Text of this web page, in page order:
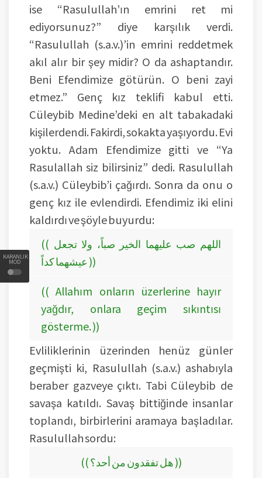
KARANLIK
MOD
ise “Rasulullah’ın emrini ret mi
ediyorsunuz?” diye karşılık verdi.
“Rasulullah (s.a.v.)’in emrini reddetmek
akıl alır bir şey midir? O da ashaptandır.
Beni Efendimize götürün. O beni zayi
etmez.” Genç kız teklifi kabul etti.
Cüleybib Medine’deki en alt tabakadaki
kişilerdendi. Fakirdi, sokakta yaşıyordu. Evi
yoktu. Adam Efendimize gitti ve “Ya
Rasulallah siz bilirsiniz” dedi. Rasulullah
(s.a.v.) Cüleybib’i çağırdı. Sonra da onu o
genç kız ile evlendirdi. Efendimiz iki elini
kaldırdı ve şöyle buyurdu:
(( اللهم صب عليهما الخير صباً، ولا تجعل
عيشهما كداً ))
(( Allahım onların üzerlerine hayır
yağdır, onlara geçim sıkıntısı
gösterme. ))
Evliliklerinin üzerinden henüz günler
geçmişti ki, Rasulullah (s.a.v.) ashabıyla
beraber gazveye çıktı. Tabi Cüleybib de
savaşa katıldı. Savaş bittiğinde insanlar
toplandı, birbirlerini aramaya başladılar.
Rasulullah sordu:
(( هل تفقدون من أحد؟ ))